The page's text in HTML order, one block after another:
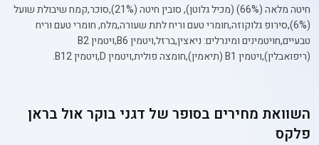
חיטה מלאה (66%) (מכיל גלוטן), סובין חיטה (21%),סוכר,קמח שיבולת שועל
(6%),סירופ גלוקוזה,חומרי טעם וריח לתת שעורה,מלח, חומרי טעם וריח
טבעיים,nויטמינים ומינרלים: ניאצין,ברזל,ויטמין B6,ויטמין B2
(ריפואבלין),ויטמין B1 (תיאמין),חומצה פולית,ויטמין D,ויטמין B12.
השוואת מחירים בסופר של דגני בוקר אול בראן
פלקס